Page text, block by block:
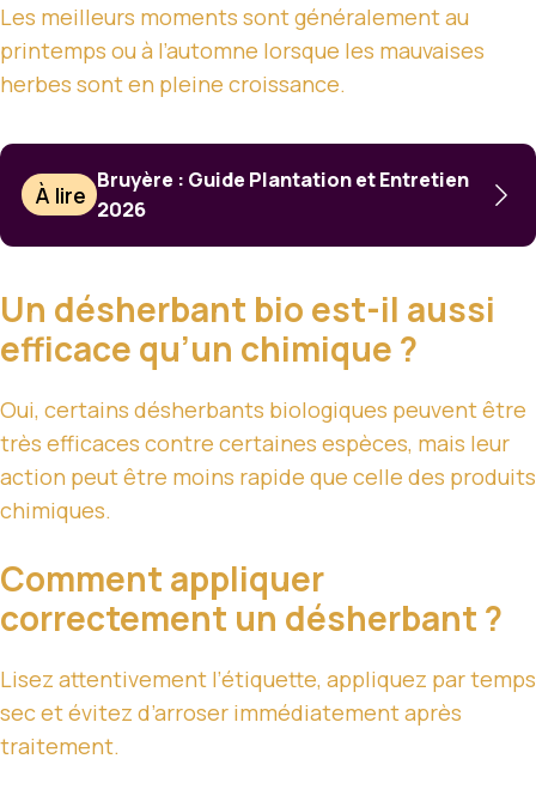
Les meilleurs moments sont généralement au
printemps ou à l’automne lorsque les mauvaises
herbes sont en pleine croissance.
À lire
Bruyère : Guide Plantation et Entretien
2026
Un désherbant bio est-il aussi
efficace qu’un chimique ?
Oui, certains désherbants biologiques peuvent être
très efficaces contre certaines espèces, mais leur
action peut être moins rapide que celle des produits
chimiques.
Comment appliquer
correctement un désherbant ?
Lisez attentivement l’étiquette, appliquez par temps
sec et évitez d’arroser immédiatement après
traitement.